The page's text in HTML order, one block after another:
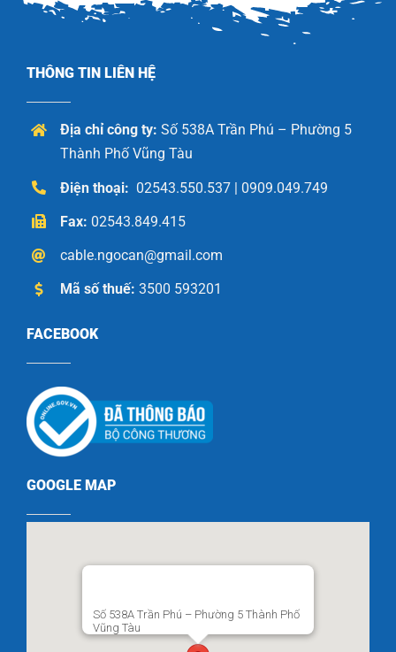
THÔNG TIN LIÊN HỆ
Địa chỉ công ty: Số 538A Trần Phú – Phường 5
Thành Phố Vũng Tàu
Điện thoại: 02543.550.537 | 0909.049.749
Fax: 02543.849.415
cable.ngocan@gmail.com
Mã số thuế: 3500 593201
FACEBOOK
GOOGLE MAP
Số 538A Trần Phú – Phường 5 Thành Phố
Vũng Tàu